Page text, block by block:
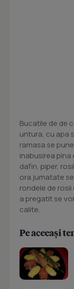
Bucatile de de
untura, cu apa
ramasa se
inabusirea
dafin, piper,
ora jumatate
rondele de rosii
a pregatit se
calite.
Pe aceeași